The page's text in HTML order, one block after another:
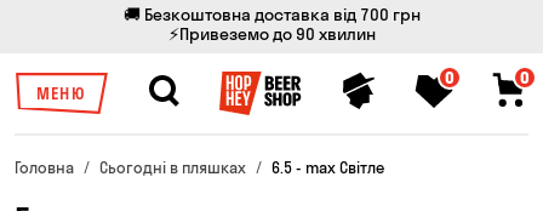
🚚 Безкоштовна доставка від 700 грн
⚡Привеземо до 90 хвилин
МЕНЮ
0 0
Головна Сьогодні в пляшках 6.5 - max Світле